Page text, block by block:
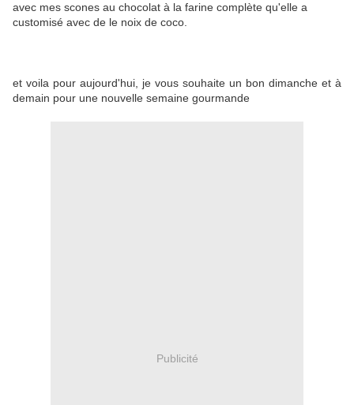
avec mes scones au chocolat à la farine complète qu'elle a
customisé avec de le noix de coco.
et voila pour aujourd'hui, je vous souhaite un bon dimanche et à
demain pour une nouvelle semaine gourmande
Publicité